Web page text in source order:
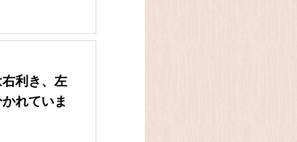
右利き、左
れていま